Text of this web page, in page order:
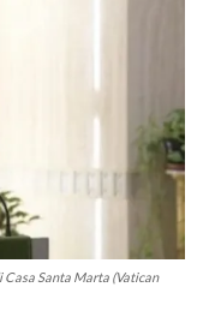
Santa Marta (Vatican